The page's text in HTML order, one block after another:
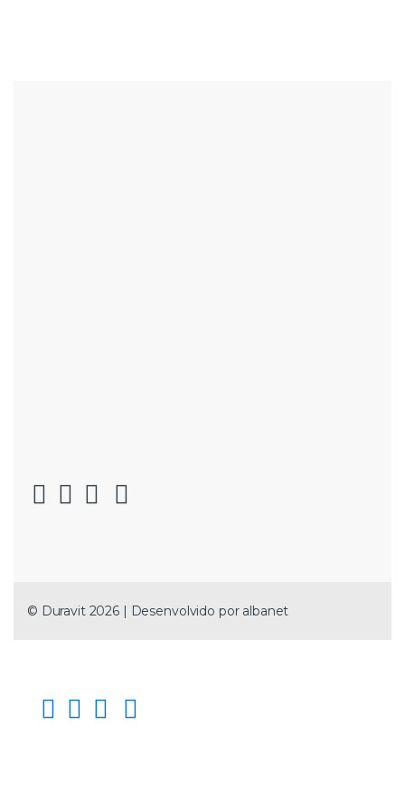
© Duravit 2026 | Desenvolvido por albanet